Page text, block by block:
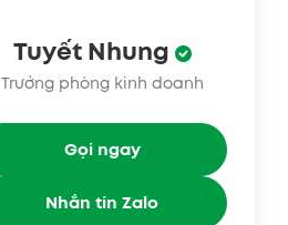
Tuyết Nhung
Trưởng phòng kinh doanh
Gọi ngay
Nhắn tin Zalo